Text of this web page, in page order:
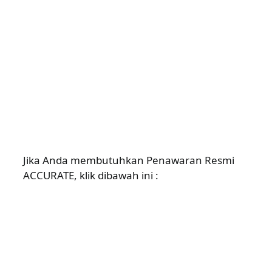
Jika Anda membutuhkan Penawaran Resmi
ACCURATE, klik dibawah ini :